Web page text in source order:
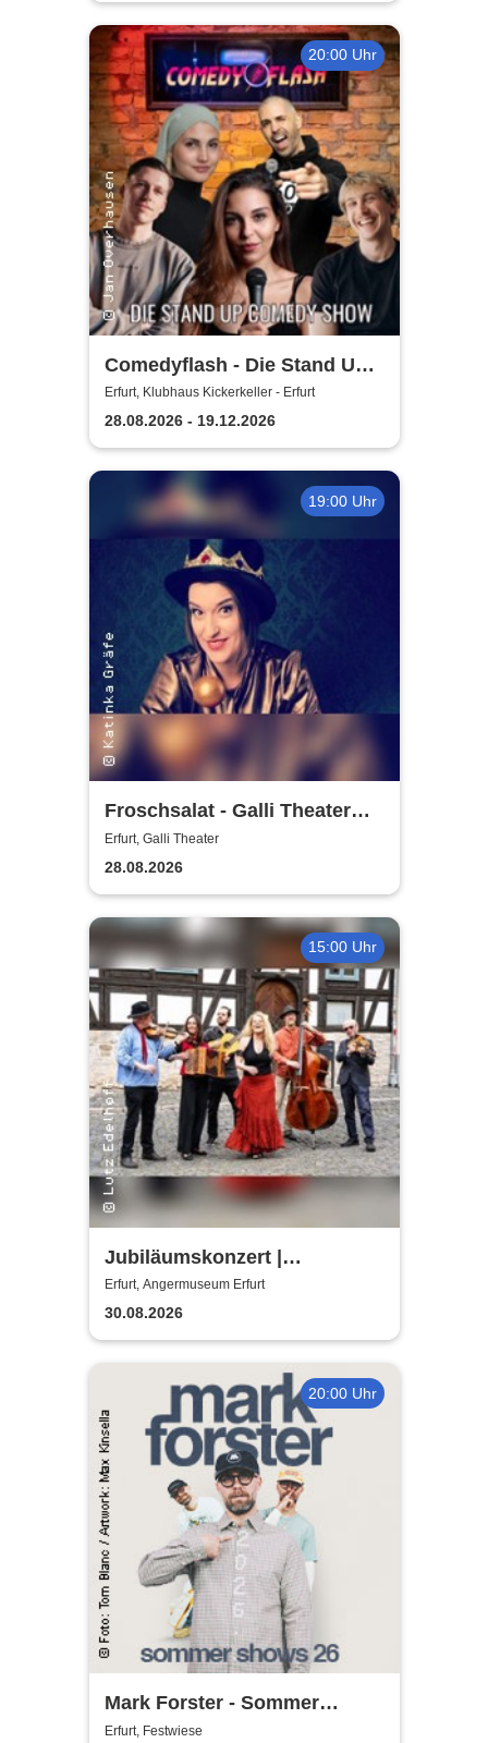
20:00 Uhr
Comedyflash - Die Stand Up
Comedy Show in Erfurt
Erfurt, Klubhaus Kickerkeller - Erfurt
28.08.2026 - 19.12.2026
19:00 Uhr
Froschsalat - Galli Theater
Erfurt
Erfurt, Galli Theater
28.08.2026
15:00 Uhr
Jubiläumskonzert |
Angermuseum Erfurt - 25
Jahre The String Company
Erfurt, Angermuseum Erfurt
30.08.2026
20:00 Uhr
Mark Forster - Sommer
Shows 2026
Erfurt, Festwiese